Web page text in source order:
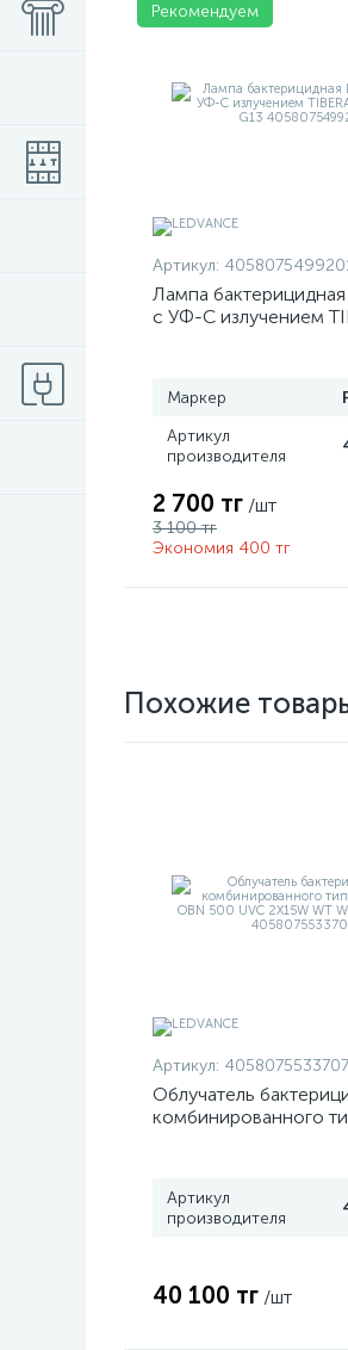
Рекомендуем
Артикул:
Лампа
с УФ-С излучением
Маркер
Артикул
производителя
2 700 тг /шт
3 100 тг
Экономия 400 тг
Похожие
Артикул: 4058075533707
Облучатель
комбинированного
Артикул
производителя
40 100 тг /шт